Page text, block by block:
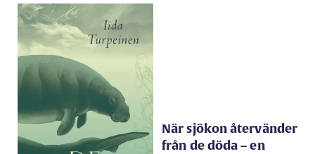
När sjökon återvänder
från de döda – en